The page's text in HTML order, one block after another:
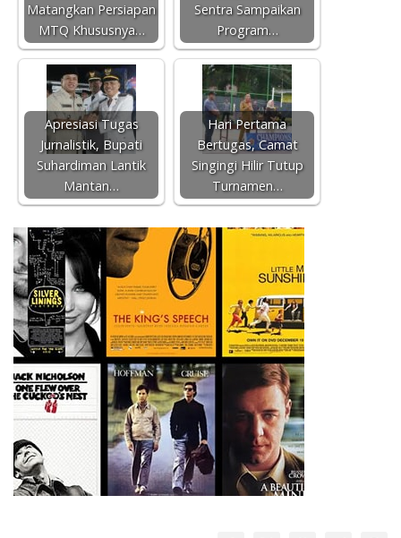
Matangkan Persiapan
MTQ Khususnya…
Sentra Sampaikan
Program…
Apresiasi Tugas
Jurnalistik, Bupati
Suhardiman Lantik
Mantan…
Hari Pertama
Bertugas, Camat
Singingi Hilir Tutup
Turnamen…